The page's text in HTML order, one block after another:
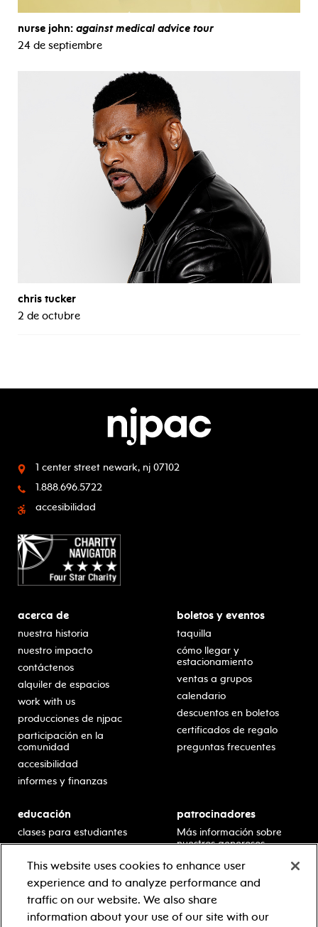
nurse john: against medical advice tour
24 de septiembre
chris tucker
2 de octubre
1 center street newark, nj 07102
1.888.696.5722
accesibilidad
acerca de
nuestra historia
nuestro impacto
contáctenos
alquiler de espacios
work with us
producciones de njpac
participación en la
comunidad
accesibilidad
informes y finanzas
boletos y eventos
taquilla
cómo llegar y
estacionamiento
ventas a grupos
calendario
descuentos en boletos
certificados de regalo
preguntas frecuentes
educación
clases para estudiantes
escolar
residencias en escuelas
desarrollo profesional
recursos para docentes
patrocinadores
Más información sobre
nuestros generosos
This website uses cookies to enhance user
experience and to analyze performance and
traffic on our website. We also share
information about your use of our site with our